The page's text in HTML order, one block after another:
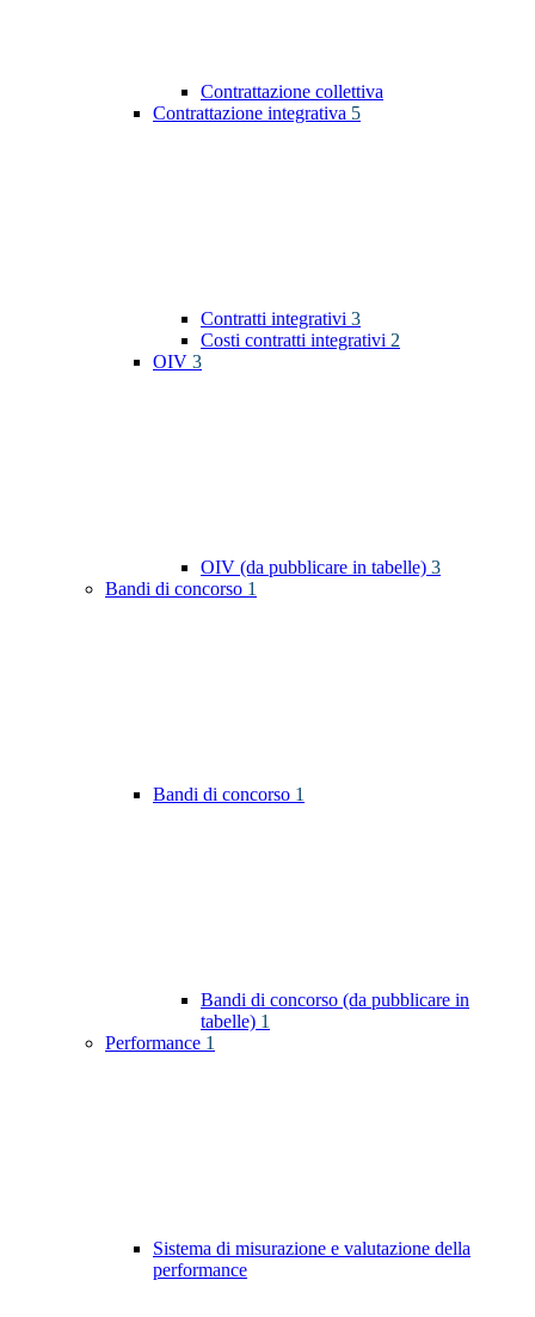
Contrattazione collettiva
Contrattazione integrativa 5
Contratti integrativi 3
Costi contratti integrativi 2
OIV 3
OIV (da pubblicare in tabelle) 3
Bandi di concorso 1
Bandi di concorso 1
Bandi di concorso (da pubblicare in
tabelle) 1
Performance 1
Sistema di misurazione e valutazione della
performance